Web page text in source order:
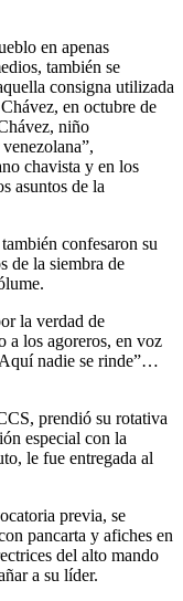
en apenas
también se
consigna utilizada
en octubre de
niño
chavista y en los
asuntos de la
confesaron su
de la siembra de
la verdad de
a los agoreros, en voz
nadie se rinde”…
prendió su rotativa
especial con la
le fue entregada al
previa, se
pancarta y afiches en
del alto mando
a su líder.